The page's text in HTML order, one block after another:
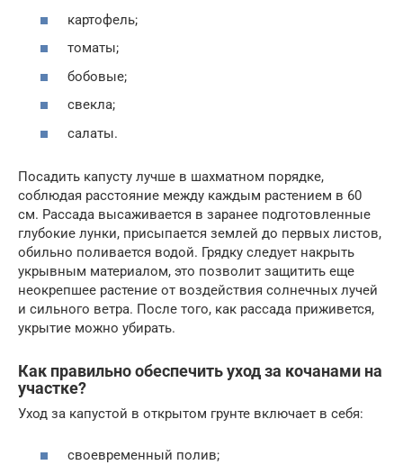
картофель;
томаты;
бобовые;
свекла;
салаты.
Посадить капусту лучше в шахматном порядке,
соблюдая расстояние между каждым растением в 60
см. Рассада высаживается в заранее подготовленные
глубокие лунки, присыпается землей до первых листов,
обильно поливается водой. Грядку следует накрыть
укрывным материалом, это позволит защитить еще
неокрепшее растение от воздействия солнечных лучей
и сильного ветра. После того, как рассада приживется,
укрытие можно убирать.
Как правильно обеспечить уход за кочанами на
участке?
Уход за капустой в открытом грунте включает в себя:
своевременный полив;